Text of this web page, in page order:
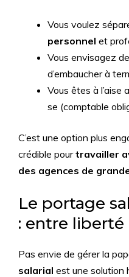
Vous voulez
personnel et
Vous envisagez de
d’embaucher à
Vous êtes à l’aise
se (comptable
C’est une option plus
crédible pourtravailler
des agences de
Le portage
: entre
Pas envie de gérer la
salarial est une solution